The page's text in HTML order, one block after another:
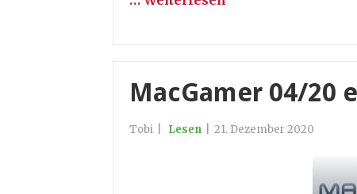
MacGamer 04/20
Tobi Lesen 21. Dezember 2020